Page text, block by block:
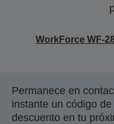
WorkForce WF-
Permanece en
instante un código
descuento en tu